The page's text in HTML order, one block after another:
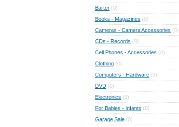
Barter (0)
Books - Magazines (0)
Cameras - Camera Accessories (0)
CDs - Records (0)
Cell Phones - Accessories (0)
Clothing (0)
Computers - Hardware (0)
DVD (0)
Electronics (0)
For Babies - Infants (0)
Garage Sale (0)